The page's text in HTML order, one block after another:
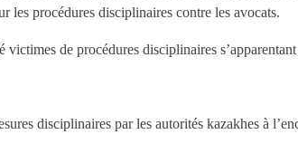
les procédures disciplinaires contre les avocats.
de procédures disciplinaires
disciplinaires par les autorités kazakhes à